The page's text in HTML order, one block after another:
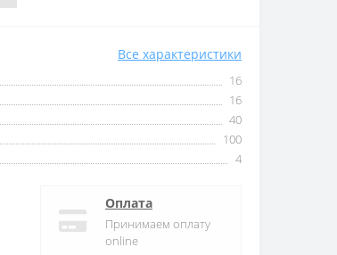
Все характеристики
16
16
40
100
4
Оплата
Принимаем оплату
online